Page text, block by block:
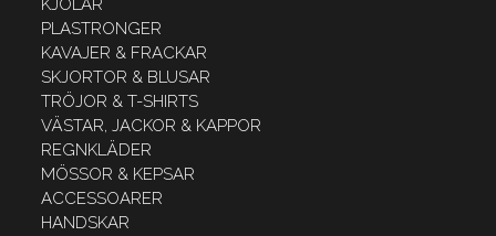
KJOLAR
PLASTRONGER
KAVAJER & FRACKAR
SKJORTOR & BLUSAR
TRÖJOR & T-SHIRTS
VÄSTAR, JACKOR & KAPPOR
REGNKLÄDER
MÖSSOR & KEPSAR
ACCESSOARER
HANDSKAR